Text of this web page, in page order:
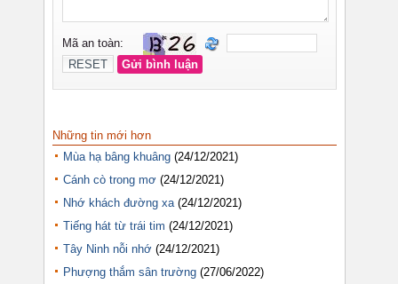
Những tin mới hơn
Mùa hạ bâng khuâng (24/12/2021)
Cánh cò trong mơ (24/12/2021)
Nhớ khách đường xa (24/12/2021)
Tiếng hát từ trái tim (24/12/2021)
Tây Ninh nỗi nhớ (24/12/2021)
Phượng thắm sân trường (27/06/2022)